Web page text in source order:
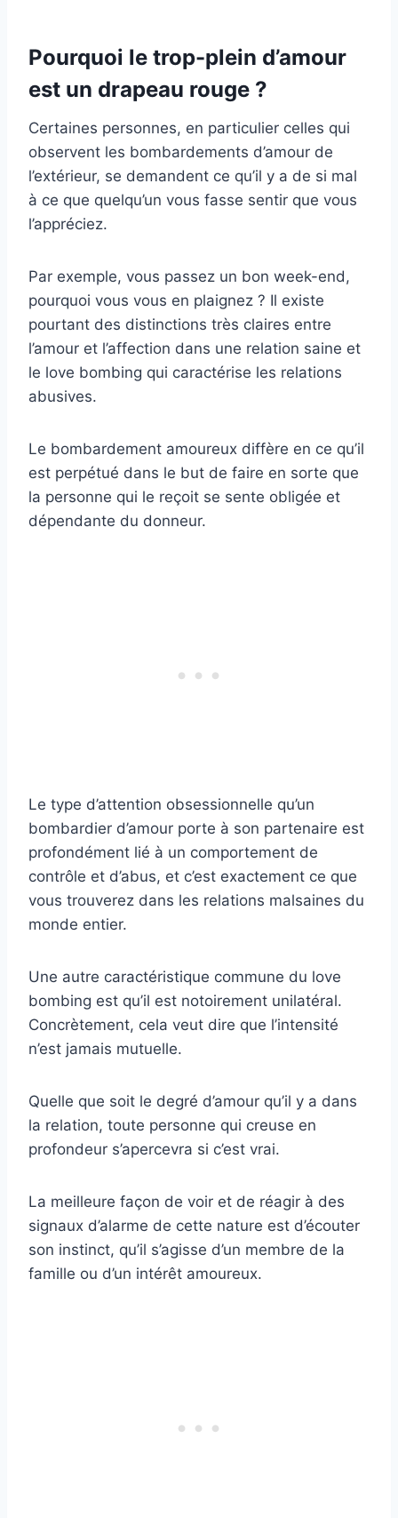
Pourquoi le trop-plein d’amour
est un drapeau rouge ?
Certaines personnes, en particulier celles qui
observent les bombardements d’amour de
l’extérieur, se demandent ce qu’il y a de si mal
à ce que quelqu’un vous fasse sentir que vous
l’appréciez.
Par exemple, vous passez un bon week-end,
pourquoi vous vous en plaignez ? Il existe
pourtant des distinctions très claires entre
l’amour et l’affection dans une relation saine et
le love bombing qui caractérise les relations
abusives.
Le bombardement amoureux diffère en ce qu’il
est perpétué dans le but de faire en sorte que
la personne qui le reçoit se sente obligée et
dépendante du donneur.
Le type d’attention obsessionnelle qu’un
bombardier d’amour porte à son partenaire est
profondément lié à un comportement de
contrôle et d’abus, et c’est exactement ce que
vous trouverez dans les relations malsaines du
monde entier.
Une autre caractéristique commune du love
bombing est qu’il est notoirement unilatéral.
Concrètement, cela veut dire que l’intensité
n’est jamais mutuelle.
Quelle que soit le degré d’amour qu’il y a dans
la relation, toute personne qui creuse en
profondeur s’apercevra si c’est vrai.
La meilleure façon de voir et de réagir à des
signaux d’alarme de cette nature est d’écouter
son instinct, qu’il s’agisse d’un membre de la
famille ou d’un intérêt amoureux.